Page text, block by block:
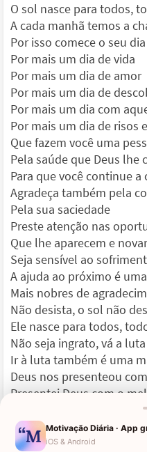
O sol nasce para todos,
A cada manhã temos a
Por isso comece o seu
Por mais um dia de vida
Por mais um dia de amor
Por mais um dia de
Por mais um dia com
Por mais um dia de risos
Que fazem você uma
Pela saúde que Deus lhe
Para que você continue a
Agradeça também pela
Pela sua saciedade
Preste atenção nas
Que lhe aparecem e
Seja sensível ao
A ajuda ao próximo é
Mais nobres de
Não desista, o sol não
Ele nasce para todos,
Não seja ingrato, vá a luta
Ir à luta também é uma
Deus nos presenteou
Presentei Deus com o
E faça do seu dia, um dia
Faça do dia de todos à
Um dia mais ensolarado
Motivação Diária · App
iOS & Android